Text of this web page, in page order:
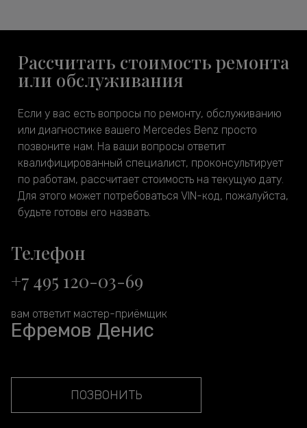
Рассчитать стоимость ремонта
или обслуживания
Если у вас есть вопросы по ремонту, обслуживанию
или диагностике вашего Mercedes Benz просто
позвоните нам. На ваши вопросы ответит
квалифицированный специалист, проконсультирует
по работам, рассчитает стоимость на текущую дату.
Для этого может потребоваться VIN-код, пожалуйста,
будьте готовы его назвать.
Телефон
+7 495 120-03-69
вам ответит мастер-приёмщик
Ефремов Денис
ПОЗВОНИТЬ